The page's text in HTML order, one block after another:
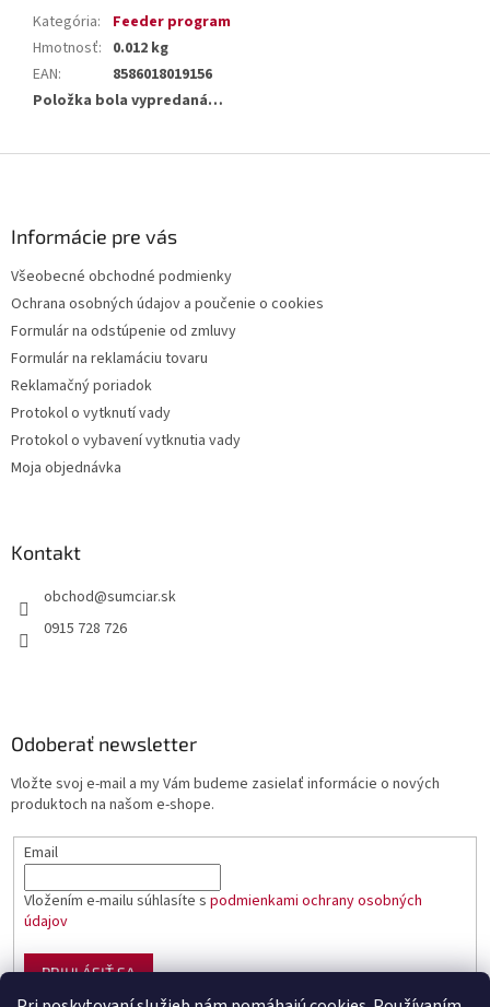
Kategória:
Feeder program
Hmotnosť: 0.012 kg
EAN:
8586018019156
Položka bola vypredaná…
Informácie pre vás
Všeobecné obchodné podmienky
Ochrana osobných údajov a poučenie o cookies
Formulár na odstúpenie od zmluvy
Formulár na reklamáciu tovaru
Reklamačný poriadok
Protokol o vytknutí vady
Protokol o vybavení vytknutia vady
Moja objednávka
Kontakt
obchod@sumciar.sk
0915 728 726
Odoberať newsletter
Vložte svoj e-mail a my Vám budeme zasielať informácie o nových
produktoch na našom e-shope.
Email
Vložením e-mailu súhlasíte s podmienkami ochrany osobných
údajov
PRIHLÁSIŤ SA